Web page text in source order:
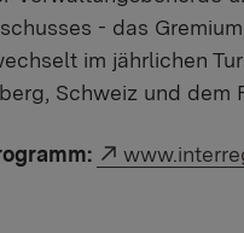
- das
im jährlichen
Schweiz und dem
Externer